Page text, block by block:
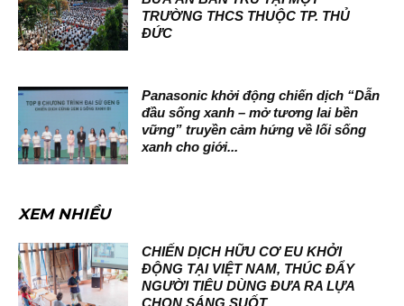
TRƯỜNG THCS THUỘC TP. THỦ
ĐỨC
Panasonic khởi động chiến dịch “Dẫn
đầu sống xanh – mở tương lai bền
vững” truyền cảm hứng về lối sống
xanh cho giới...
XEM NHIỀU
CHIẾN DỊCH HỮU CƠ EU KHỞI
ĐỘNG TẠI VIỆT NAM, THÚC ĐẨY
NGƯỜI TIÊU DÙNG ĐƯA RA LỰA
CHỌN SÁNG SUỐT